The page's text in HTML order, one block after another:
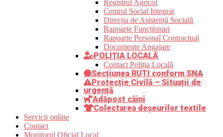
Registrul Agricol
Centrul Social Integrat
Direcția de Asistență Socială
Rapoarte Funcționari
Rapoarte Personal Contractual
Documente Angajare
POLIȚIA LOCALĂ
Contact Poliția Locală
Secțiunea RUTI conform SNA
Protecție Civilă – Situații de
urgență
Adăpost câini
Colectarea deșeurilor textile
Servicii online
Contact
Monitorul Oficial Local